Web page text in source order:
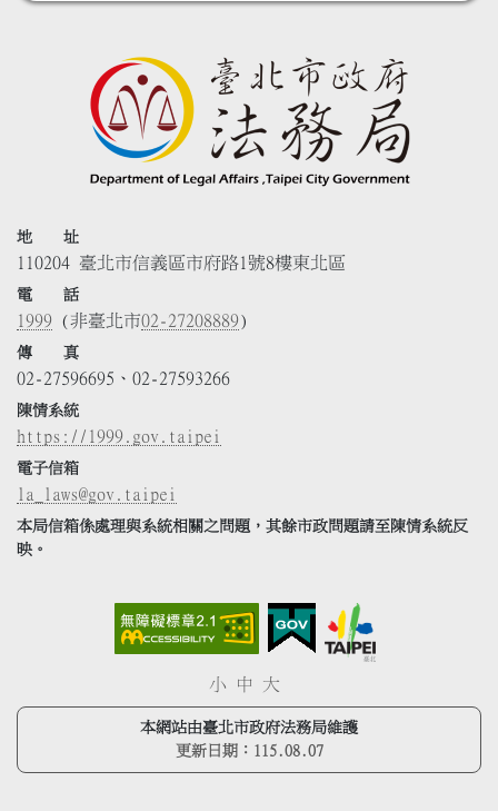
地 址
110204 臺北市信義區市府路1號8樓東北區
電 話
1999 (非臺北市02-27208889)
傳 真
02-27596695、02-27593266
陳情系統
https://1999.gov.taipei
電子信箱
la_laws@gov.taipei
本局信箱係處理與系統相關之問題，其餘市政問題請至陳情系統反
映。
小 中 大
本網站由臺北市政府法務局維護
更新日期： 115.08.07